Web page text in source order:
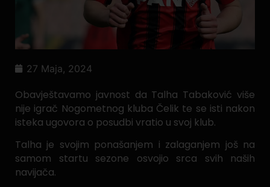
27 Maja, 2024
Obavještavamo javnost da Talha Tabaković više
nije igrač Nogometnog kluba Čelik te se isti nakon
isteka ugovora o posudbi vratio u svoj klub.
Talha je svojim ponašanjem i zalaganjem još na
samom startu sezone osvojio srca svih naših
navijača.